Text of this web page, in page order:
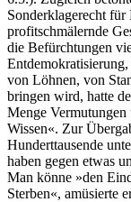
Sonderklagerecht für
profitschmälernde
die Befürchtungen
von Löhnen, von
bringen wird, hatte
Menge
Wissen«. Zur
Hunderttausende
haben gegen etwas
Man könne »den
Sterben«, amüsierte